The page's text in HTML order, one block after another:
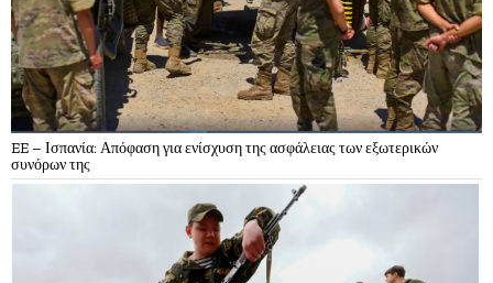
EE – Ισπανία: Απόφαση για ενίσχυση της ασφάλειας των εξωτερικών
συνόρων της